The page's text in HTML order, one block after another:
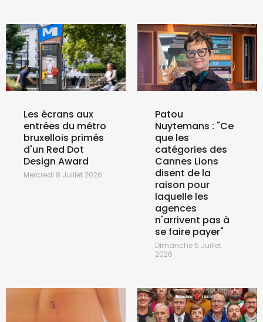
Les écrans aux
entrées du métro
bruxellois primés
d'un Red Dot
Design Award
Mercredi 8 Juillet 2026
Patou
Nuytemans : "Ce
que les
catégories des
Cannes Lions
disent de la
raison pour
laquelle les
agences
n'arrivent pas à
se faire payer"
Dimanche 5 Juillet
2026